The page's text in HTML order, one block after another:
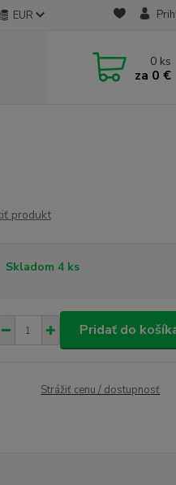
EUR
0 ks
za 0 €
produkt
Skladom 4 ks
Pridať do
Strážiť cenu / dostupnosť